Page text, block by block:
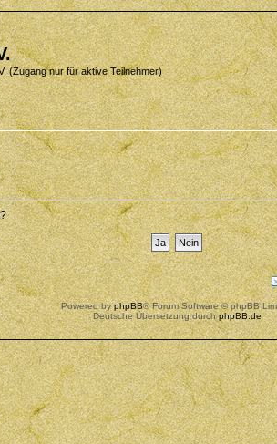
(Zugang nur für aktive Teilnehmer)
Powered byphpBB® Forum Software © phpBB
Deutsche Übersetzung durchphpBB.de